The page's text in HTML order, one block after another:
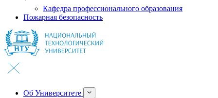
Кафедра профессионального образования
Пожарная безопасность
Об Университете